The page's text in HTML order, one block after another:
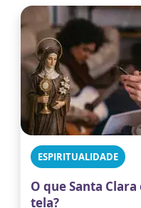
ESPIRITUALIDADE
O que Santa
tela?